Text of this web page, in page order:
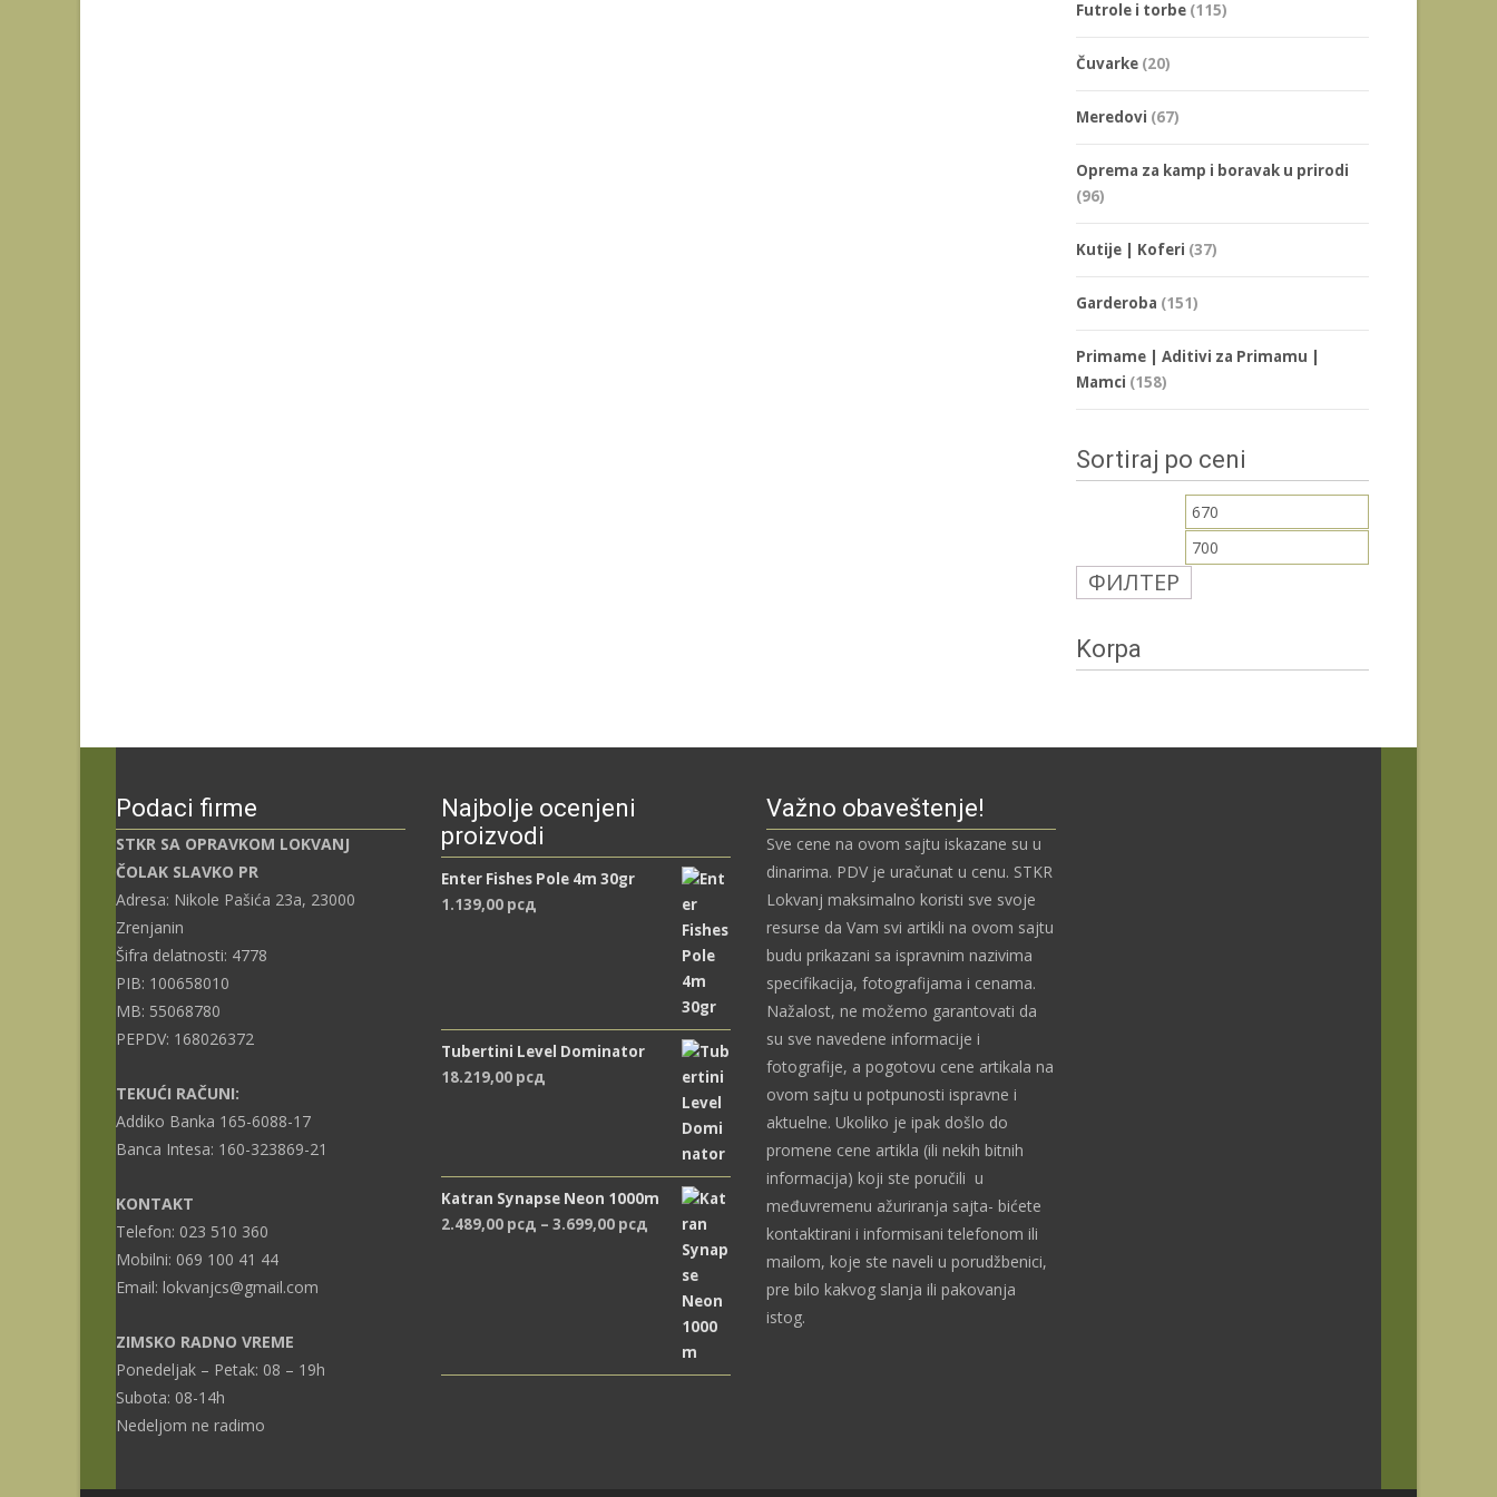
Futrole i torbe (115)
Čuvarke (20)
Meredovi (67)
Oprema za kamp i boravak u prirodi
(96)
Kutije | Koferi (37)
Garderoba (151)
Primame | Aditivi za Primamu |
Mamci (158)
Sortiraj po ceni
Минимална
цена
ФИЛТЕР
Korpa
Podaci firme
STKR SA OPRAVKOM LOKVANJ
ČOLAK SLAVKO PR
Adresa: Nikole Pašića 23a, 23000
Zrenjanin
Šifra delatnosti: 4778
PIB: 100658010
MB: 55068780
PEPDV: 168026372
TEKUĆI RAČUNI:
Addiko Banka 165-6088-17
Banca Intesa: 160-323869-21
KONTAKT
Telefon: 023 510 360
Mobilni: 069 100 41 44
Email: lokvanjcs@gmail.com
ZIMSKO RADNO VREME
Ponedeljak – Petak: 08 – 19h
Subota: 08-14h
Nedeljom ne radimo
Najbolje ocenjeni
proizvodi
Enter Fishes Pole 4m 30gr
1.139,00 рсд
Tubertini Level Dominator
18.219,00 рсд
Katran Synapse Neon 1000m
2.489,00 рсд – 3.699,00 рсд Распон
цена:
2.489,00 рсд
3.699,00 рсд
Važno obaveštenje!
Sve cene na ovom sajtu iskazane su u
dinarima. PDV je uračunat u cenu. STKR
Lokvanj maksimalno koristi sve svoje
resurse da Vam svi artikli na ovom sajtu
budu prikazani sa ispravnim nazivima
specifikacija, fotografijama i cenama.
Nažalost, ne možemo garantovati da
su sve navedene informacije i
fotografije, a pogotovu cene artikala na
ovom sajtu u potpunosti ispravne i
aktuelne. Ukoliko je ipak došlo do
promene cene artikla (ili nekih bitnih
informacija) koji ste poručili u
međuvremenu ažuriranja sajta- bićete
kontaktirani i informisani telefonom ili
mailom, koje ste naveli u porudžbenici,
pre bilo kakvog slanja ili pakovanja
istog.